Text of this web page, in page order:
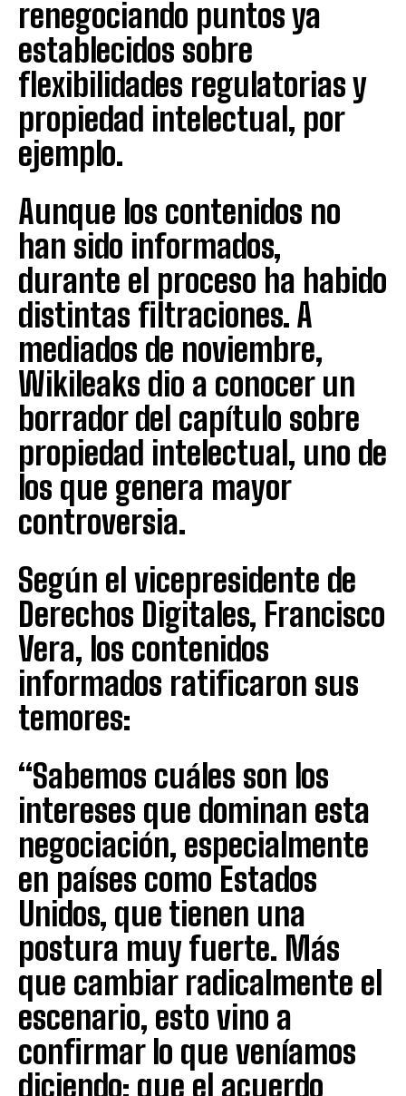
renegociando puntos ya
establecidos sobre
flexibilidades regulatorias y
propiedad intelectual, por
ejemplo.
Aunque los contenidos no
han sido informados,
durante el proceso ha habido
distintas filtraciones. A
mediados de noviembre,
Wikileaks dio a conocer un
borrador del capítulo sobre
propiedad intelectual, uno de
los que genera mayor
controversia.
Según el vicepresidente de
Derechos Digitales, Francisco
Vera, los contenidos
informados ratificaron sus
temores:
“Sabemos cuáles son los
intereses que dominan esta
negociación, especialmente
en países como Estados
Unidos, que tienen una
postura muy fuerte. Más
que cambiar radicalmente el
escenario, esto vino a
confirmar lo que veníamos
diciendo: que el acuerdo